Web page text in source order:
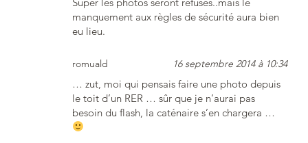
manquement aux règles de sécurité aura bien
eu lieu.
romuald 16 septembre 2014 à 10:34
… zut, moi qui pensais faire une photo depuis
le toit d’un RER … sûr que je n’aurai pas
besoin du flash, la caténaire s’en chargera …